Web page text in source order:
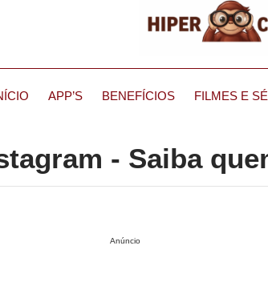
APP’S BENEFÍCIOS FILMES E
- Saiba
Anúncio